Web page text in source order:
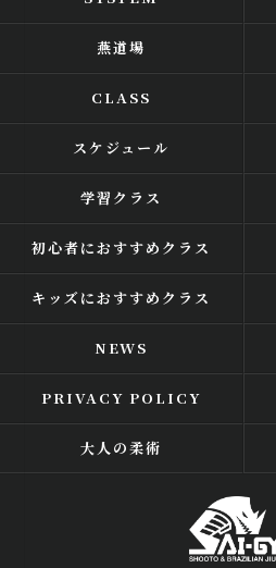
燕道場
CLASS
スケジュール
学習クラス
初心者におすすめクラス
キッズにおすすめクラス
NEWS
PRIVACY POLICY
大人の柔術